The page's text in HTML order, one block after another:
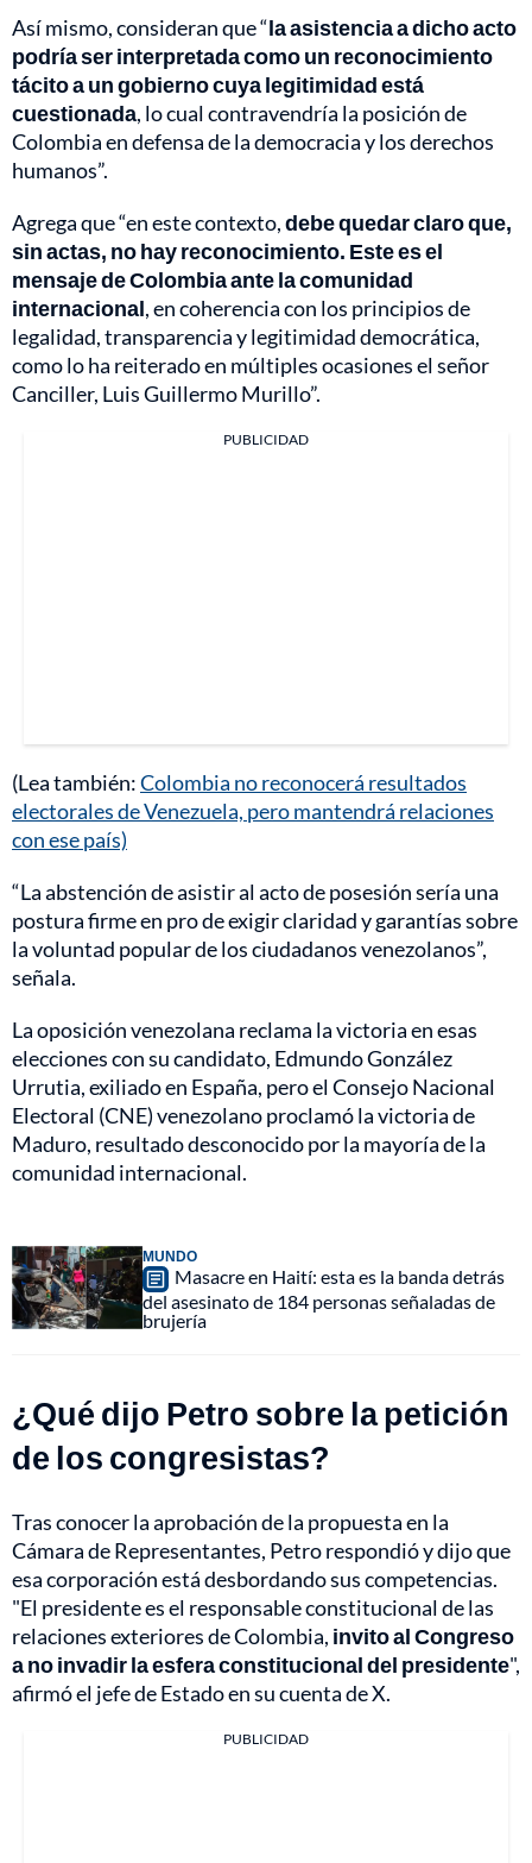
Así mismo, consideran que “la asistencia a dicho acto
podría ser interpretada como un reconocimiento
tácito a un gobierno cuya legitimidad está
cuestionada, lo cual contravendría la posición de
Colombia en defensa de la democracia y los derechos
humanos”.
Agrega que “en este contexto,debe quedar claro que,
sin actas, no hay reconocimiento. Este es el
mensaje de Colombia ante la comunidad
internacional, en coherencia con los principios de
legalidad, transparencia y legitimidad democrática,
como lo ha reiterado en múltiples ocasiones el señor
Canciller, Luis Guillermo Murillo”.
PUBLICIDAD
(Lea también:Colombia no reconocerá resultados
electorales de Venezuela, pero mantendrá relaciones
con ese país)
“La abstención de asistir al acto de posesión sería una
postura firme en pro de exigir claridad y garantías sobre
la voluntad popular de los ciudadanos venezolanos”,
señala.
La oposición venezolana reclama la victoria en esas
elecciones con su candidato, Edmundo González
Urrutia, exiliado en España, pero el Consejo Nacional
Electoral (CNE) venezolano proclamó la victoria de
Maduro, resultado desconocido por la mayoría de la
comunidad internacional.
MUNDO
Masacre en Haití: esta es la banda detrás
del asesinato de 184 personas señaladas de
brujería
¿Qué dijo Petro sobre la petición
de los congresistas?
Tras conocer la aprobación de la propuesta en la
Cámara de Representantes, Petro respondió y dijo que
esa corporación está desbordando sus competencias.
"El presidente es el responsable constitucional de las
relaciones exteriores de Colombia, invito al Congreso
a no invadir la esfera constitucional del presidente",
afirmó el jefe de Estado en su cuenta de X.
PUBLICIDAD